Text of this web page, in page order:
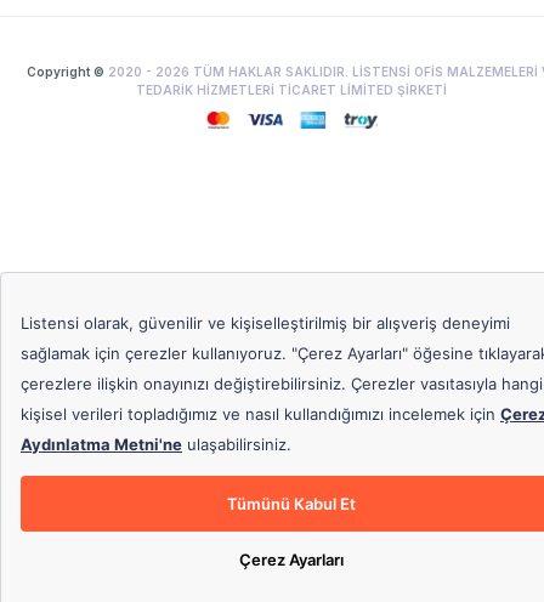
Copyright © 2020 - 2026 TÜM HAKLAR SAKLIDIR. LİSTENSİ OFİS MALZEMELERİ
TEDARİK HİZMETLERİ TİCARET LİMİTED ŞİRKETİ